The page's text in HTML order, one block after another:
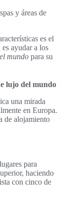
y áreas de
es el
ayudar a los
mundo para su
lujo del mundo
una mirada
en Europa.
de alojamiento
para
haciendo
con cinco de